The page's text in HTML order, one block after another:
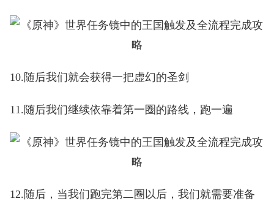
10.随后我们就会获得一把虚幻的圣剑
11.随后我们继续依靠着第一圈的路线，跑一遍
12.随后，当我们跑完第二圈以后，我们就需要准备